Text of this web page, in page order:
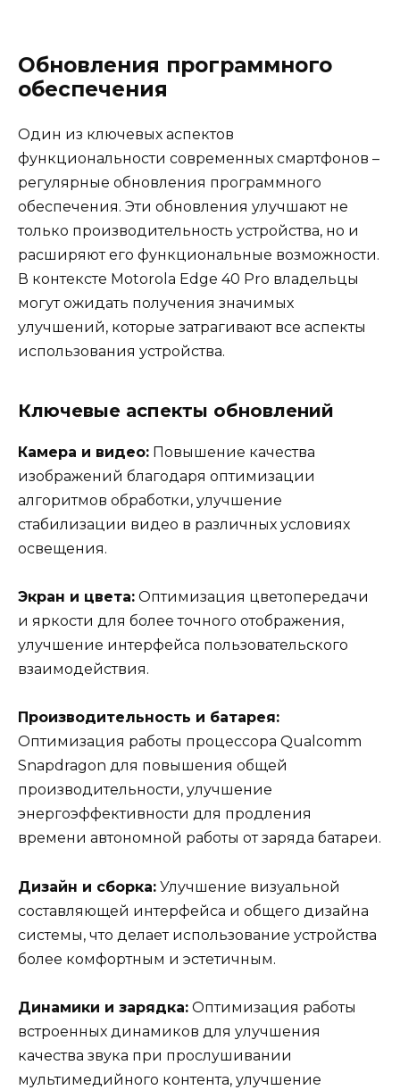
Обновления программного
обеспечения
Один из ключевых аспектов
функциональности современных смартфонов –
регулярные обновления программного
обеспечения. Эти обновления улучшают не
только производительность устройства, но и
расширяют его функциональные возможности.
В контексте Motorola Edge 40 Pro владельцы
могут ожидать получения значимых
улучшений, которые затрагивают все аспекты
использования устройства.
Ключевые аспекты обновлений
Камера и видео: Повышение качества
изображений благодаря оптимизации
алгоритмов обработки, улучшение
стабилизации видео в различных условиях
освещения.
Экран и цвета: Оптимизация цветопередачи
и яркости для более точного отображения,
улучшение интерфейса пользовательского
взаимодействия.
Производительность и батарея:
Оптимизация работы процессора Qualcomm
Snapdragon для повышения общей
производительности, улучшение
энергоэффективности для продления
времени автономной работы от заряда батареи.
Дизайн и сборка: Улучшение визуальной
составляющей интерфейса и общего дизайна
системы, что делает использование устройства
более комфортным и эстетичным.
Динамики и зарядка: Оптимизация работы
встроенных динамиков для улучшения
качества звука при прослушивании
мультимедийного контента, улучшение